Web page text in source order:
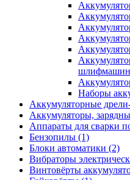
Наборы
Аккумуляторные
Аккумуляторы,
Аппараты для сварки
Бензопилы (1)
Блоки автоматики (2)
Вибраторы
Винтовёрты